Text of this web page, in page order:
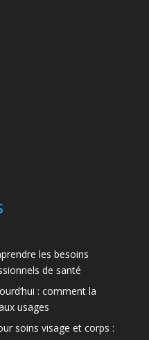
les besoins
de santé
: comment la
usages
soins visage et corps :